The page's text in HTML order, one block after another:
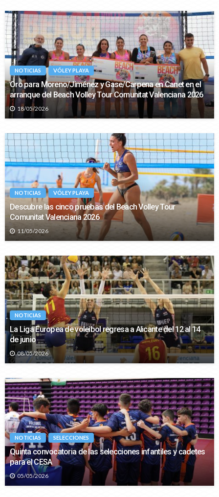
NOTICIAS VÓLEY PLAYA
Oro para Moreno/Jiménez y Gase/Carpena en Canet en el
arranque del Beach Volley Tour Comunitat Valenciana 2026
18/05/2026
NOTICIAS VÓLEY PLAYA
Descubre las cinco pruebas del Beach Volley Tour
Comunitat Valenciana 2026
11/05/2026
NOTICIAS
La Liga Europea de voleibol regresa a Alicante del 12 al 14
de junio
08/05/2026
NOTICIAS SELECCIONES
Quinta convocatoria de las selecciones infantiles y cadetes
para el CESA
05/05/2026